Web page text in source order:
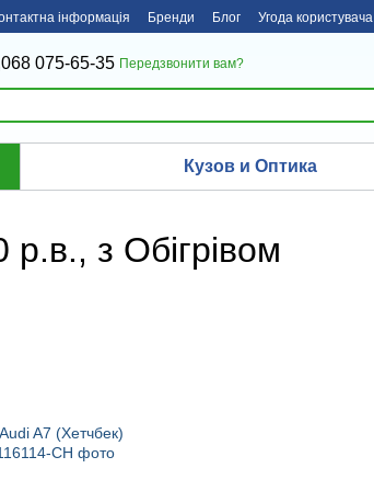
інформація Бренди Блог Угода користувача
068 075-65-35 Передзвонити вам?
Кузов и Оптика
з Обігрівом